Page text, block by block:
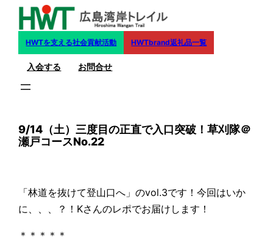
HWTを支える社会貢献活動 HWTbrand返礼品一覧
入会する お問合せ
9/14（土）三度目の正直で入口突破！草刈隊＠
瀬戸コースNo.22
「林道を抜けて登山口へ」のvol.3です！今回はいか
に、、、？！Kさんのレポでお届けします！
＊＊＊＊＊